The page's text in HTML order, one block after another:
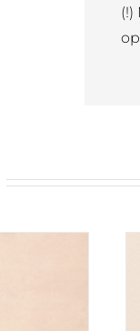
(!)